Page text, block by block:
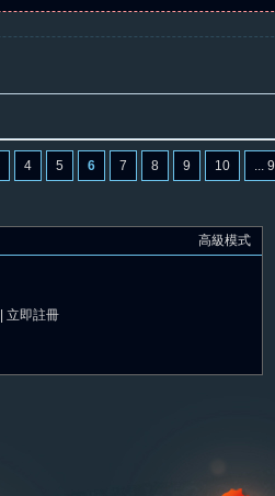
4 5 6 7 8 9 10 ...
高級模式
立即註冊